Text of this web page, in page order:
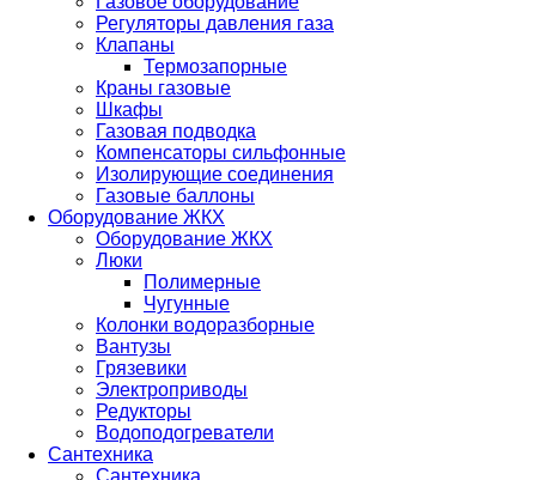
Регуляторы давления газа
Клапаны
Термозапорные
Краны газовые
Шкафы
Газовая подводка
Компенсаторы сильфонные
Изолирующие соединения
Газовые баллоны
Оборудование ЖКХ
Оборудование ЖКХ
Люки
Полимерные
Чугунные
Колонки водоразборные
Вантузы
Грязевики
Электроприводы
Редукторы
Водоподогреватели
Сантехника